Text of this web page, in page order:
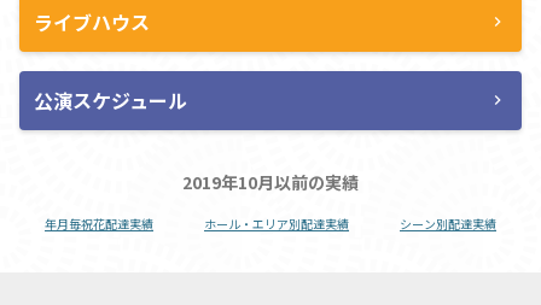
ライブハウス chevron_right
公演スケジュール chevron_right
2019年10月以前の実績
年月毎祝花配達実績 ホール・エリア別配達実績 シーン別配達実績